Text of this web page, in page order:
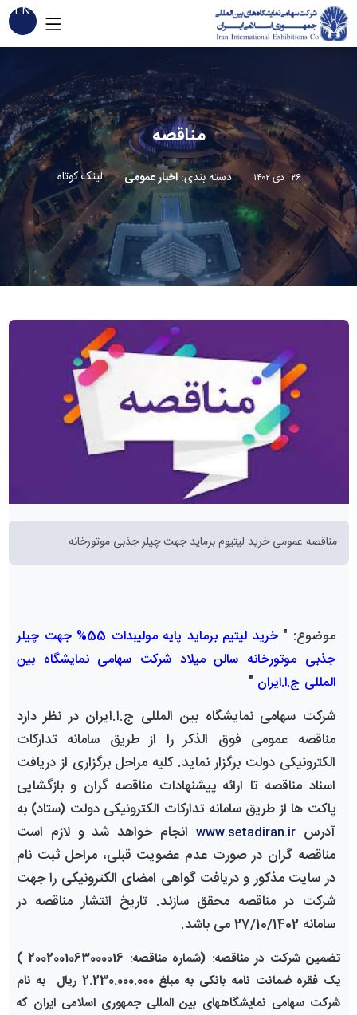
EN
مناقصه
۲۶ دی ۱۴۰۲ دسته بندی:اخبار عمومی لینک کوتاه
مناقصه عمومی خرید لیتیوم برماید جهت چیلر جذبی موتورخانه
موضوع: "
خرید لیتیم برماید پایه مولیبدات 55% جهت چیلر
جذبی موتورخانه سالن میلاد شرکت سهامی نمایشگاه بین
المللی ج.ا.ایران "
شرکت سهامی نمایشگاه بین المللی ج.ا.ایران در نظر دارد
مناقصه عمومی فوق الذکر را از طریق سامانه تدارکات
الکترونیکی دولت برگزار نماید. کلیه مراحل برگزاری از دریافت
اسناد مناقصهتا ارائه پیشنهادات مناقصهگران و بازگشایی
پاکت ها از طریق سامانه تدارکات الکترونیکی دولت (ستاد) به
آدرسwww.setadiran.ir انجام خواهد شد و لازم است
مناقصه گران در صورت عدم عضویت قبلی، مراحل ثبت نام
در سایت مذکور و دریافت گواهی امضای الکترونیکی را جهت
شرکت درمناقصه محقق سازند. تاریخ انتشار مناقصه در
سامانه 27/10/1402 می باشد.
تضمین شرکت درمناقصه: (شمارهمناقصه
: 2002001063000016 )
یک فقره ضمانت نامه بانکی به مبلغ 2.230.000.000 ریال به نام
شرکت سهامی نمایشگاههای بین المللی جمهوری اسلامی ایران که